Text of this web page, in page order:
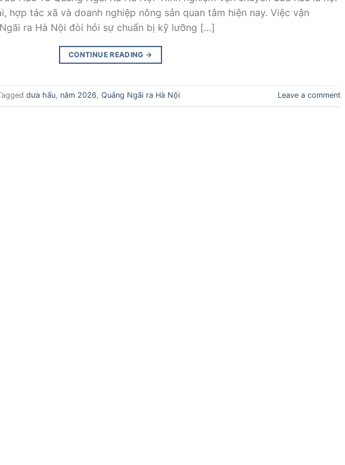
hợp tác xã và doanh nghiệp nông sản quan tâm hiện nay. Việc vận
ra Hà Nội đòi hỏi sự chuẩn bị kỹ lưỡng […]
CONTINUE READING →
dưa hấu, năm 2026, Quảng Ngãi ra Hà Nội Leave a comment